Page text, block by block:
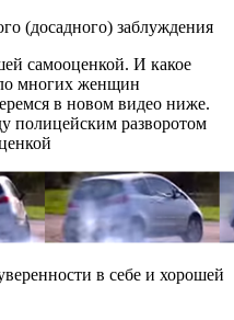
(досадного) заблуждения
самооценкой. И какое
многих женщин
в новом видео ниже.
полицейским разворотом
в себе и хорошей